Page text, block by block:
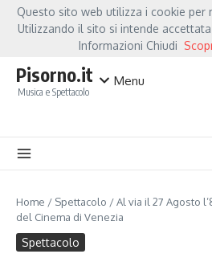
Salta al contenuto
Hot NewsFiorella Mannoia, a Capannori
Pisorno.it
Musica e Spettacolo
Menu
Home / Spettacolo /Al via il 27 Agosto
del Cinema di Venezia
Spettacolo
Questo sito web utilizza i cookie per
Utilizzando il sito si intende
Informazioni Chiudi